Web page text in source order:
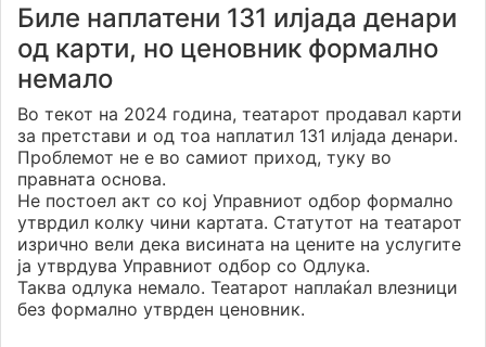
Биле наплатени 131 илјада денари
од карти, но ценовник формално
немало
Во текот на 2024 година, театарот продавал карти
за претстави и од тоа наплатил 131 илјада денари.
Проблемот не е во самиот приход, туку во
правната основа.
Не постоел акт со кој Управниот одбор формално
утврдил колку чини картата. Статутот на театарот
изрично вели дека висината на цените на услугите
ја утврдува Управниот одбор со Одлука.
Таква одлука немало. Театарот наплаќал влезници
без формално утврден ценовник.